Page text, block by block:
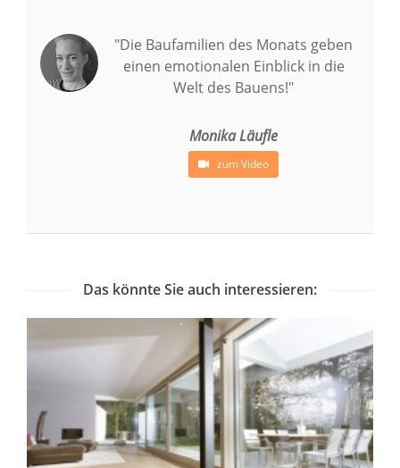
"Die Baufamilien des Monats geben
einen emotionalen Einblick in die
Welt des Bauens!"
Monika Läufle
zum Video
Das könnte Sie auch interessieren: